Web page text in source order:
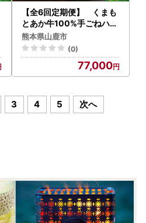
【全6回定期便】 くまも
とあか牛100%手ごねハン
バーグ 和風味（約140ｇ×
３個） 【有限会社スイー
トサプライなかぞの】[ZB
熊本県山鹿市
(0)
77,000
3 4 5 次へ